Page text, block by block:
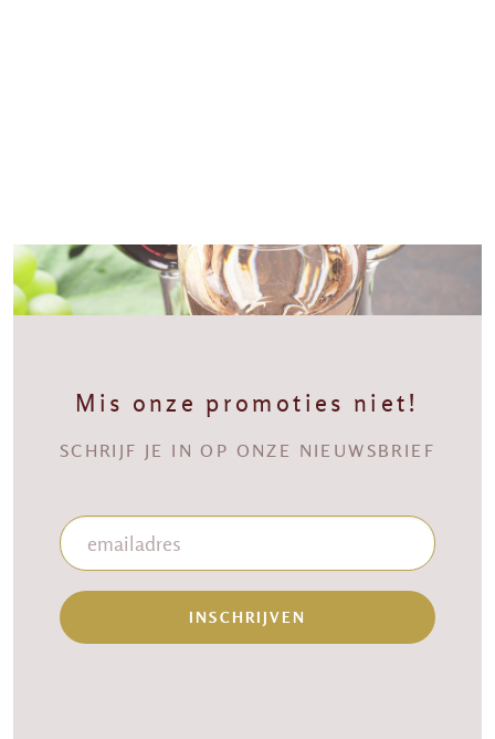
Mis onze promoties niet!
SCHRIJF JE IN OP ONZE NIEUWSBRIEF
INSCHRIJVEN